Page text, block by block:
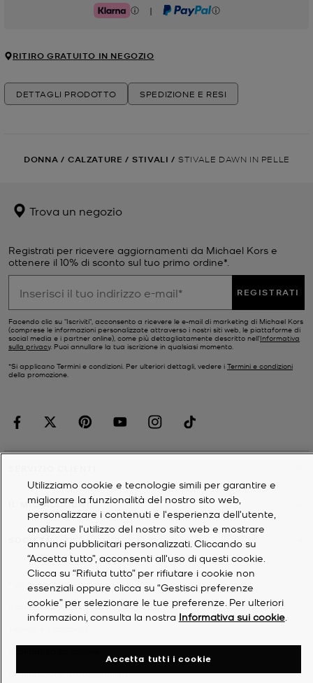
Klarna | PayPal
RITIRO GRATUITO IN NEGOZIO
DETTAGLI PRODOTTO SPEDIZIONE E RESI
DONNA / CALZATURE / STIVALI / STIVALE DAWN IN PELLE
Trova un negozio
Registrati per ricevere aggiornamenti da Michael Kors e
ottenere il 10% di sconto sul tuo primo ordine*.
REGISTRATI
Facendo clic su "Iscriviti", acconsento a ricevere le e-mail di marketing di Michael Kors
(comprese le informazioni personalizzate attraverso i nostri siti web, le piattaforme di
social media e i partner online), come più dettagliatamente descritto nell’Informativa
sulla privacy. Puoi annullare la tua iscrizione in qualsiasi momento.
*Si applicano Termini e condizioni. Per ulteriori dettagli, vedere i Termini e condizioni
della promozione.
IL MIO ACCOUNT
SOCIETÀ
Michael Kors
Informativa sulla privacy
Dichiarazione di accessibilità
Utilizziamo cookie e tecnologie simili per garantire e
migliorare la funzionalità del nostro sito web,
personalizzare i contenuti e l'esperienza dell'utente,
analizzare l'utilizzo del nostro sito web e mostrare
annunci pubblicitari personalizzati. Cliccando su
“Accetta tutto”, acconsenti all'uso di questi cookie.
Clicca su “Rifiuta tutto” per rifiutare i cookie non
essenziali oppure clicca su “Gestisci preferenze
cookie” per selezionare le tue preferenze. Per ulteriori
informazioni, consulta la nostra Informativa sui cookie.
Accetta tutti i cookie